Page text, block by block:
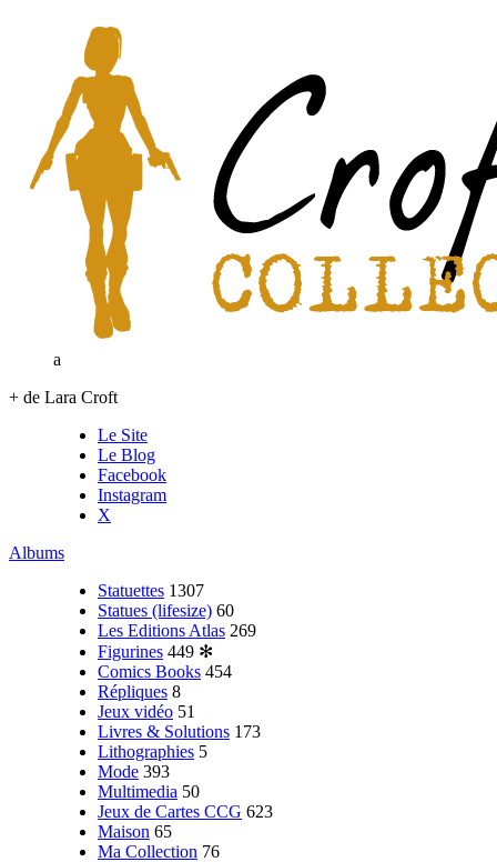
a
+ de Lara Croft
Le Site
Le Blog
Facebook
Instagram
X
Albums
Statuettes 1307
Statues (lifesize) 60
Les Editions Atlas 269
Figurines 449 ✻
Comics Books 454
Répliques 8
Jeux vidéo 51
Livres & Solutions 173
Lithographies 5
Mode 393
Multimedia 50
Jeux de Cartes CCG 623
Maison 65
Ma Collection 76